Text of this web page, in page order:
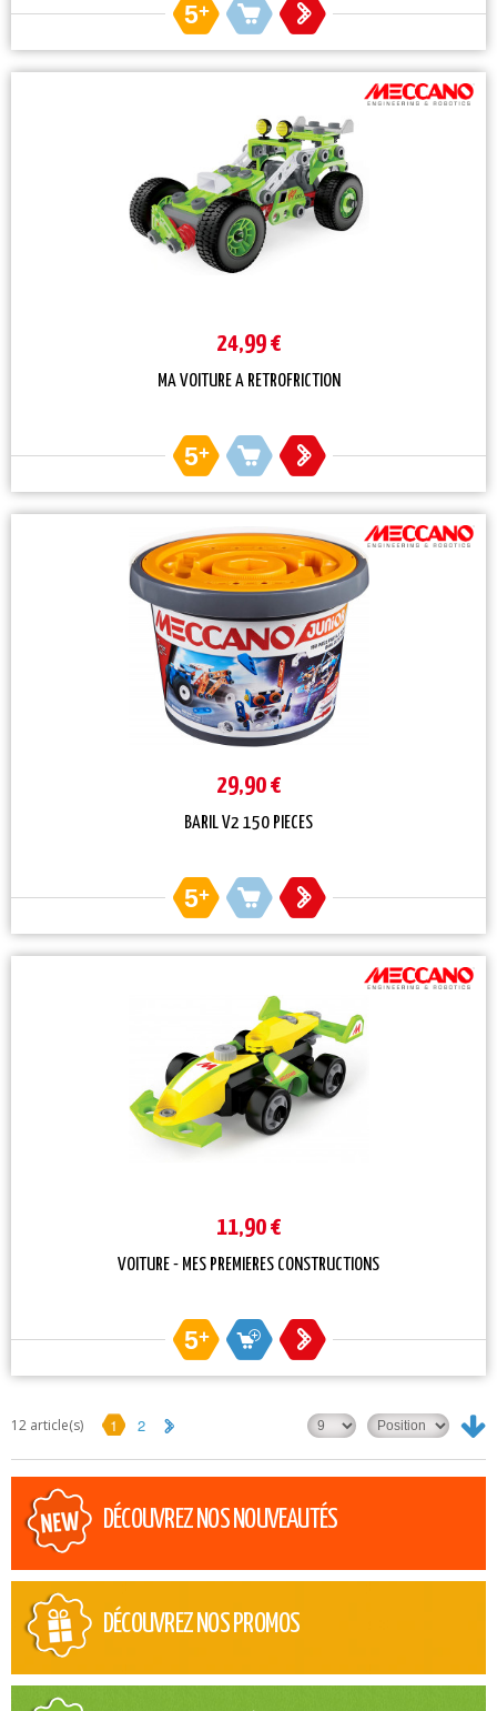
5+
24,99 €
MA VOITURE A RETROFRICTION
5+
29,90 €
BARIL V2 150 PIECES
5+
11,90 €
VOITURE - MES PREMIERES CONSTRUCTIONS
5+
12 article(s) 1 2
DÉCOUVREZ NOS NOUVEAUTÉS
DÉCOUVREZ NOS PROMOS